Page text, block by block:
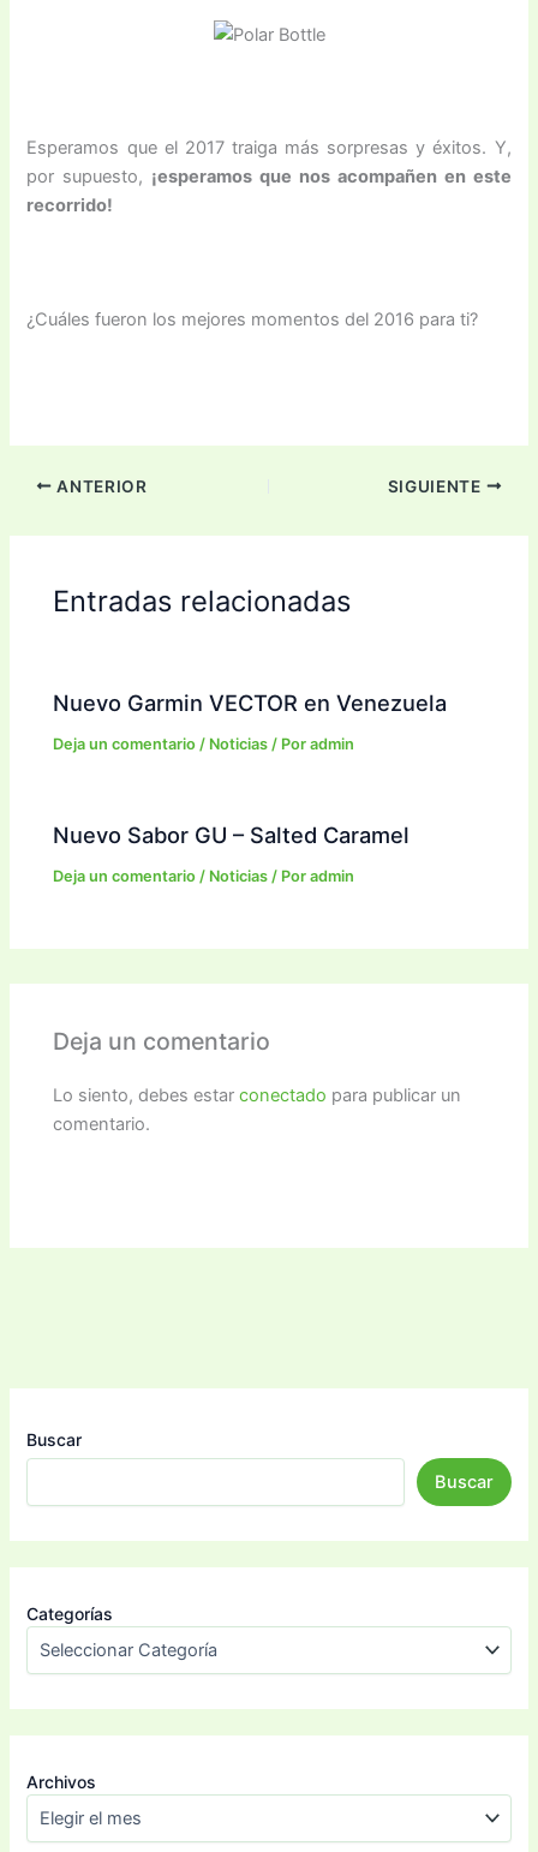
Esperamos que el 2017 traiga más sorpresas y éxitos. Y,
por supuesto, ¡esperamos que nos acompañen en este
recorrido!
¿Cuáles fueron los mejores momentos del 2016 para ti?
ANTERIOR SIGUIENTE
Entradas relacionadas
Nuevo Garmin VECTOR en Venezuela
Deja un comentario / Noticias / Poradmin
Nuevo Sabor GU – Salted Caramel
Deja un comentario / Noticias / Poradmin
Deja un comentario
Lo siento, debes estarconectado para publicar un
comentario.
Buscar
Buscar
Categorías
Archivos